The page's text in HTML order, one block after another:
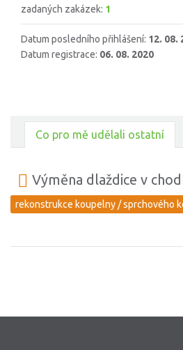
zadaných zakázek: 1
Datum posledního přihlášení: 12. 08.
Datum registrace: 06. 08. 2020
Co pro mě udělali ostatní
Výměna dlaždice v
rekonstrukce koupelny / sprchového